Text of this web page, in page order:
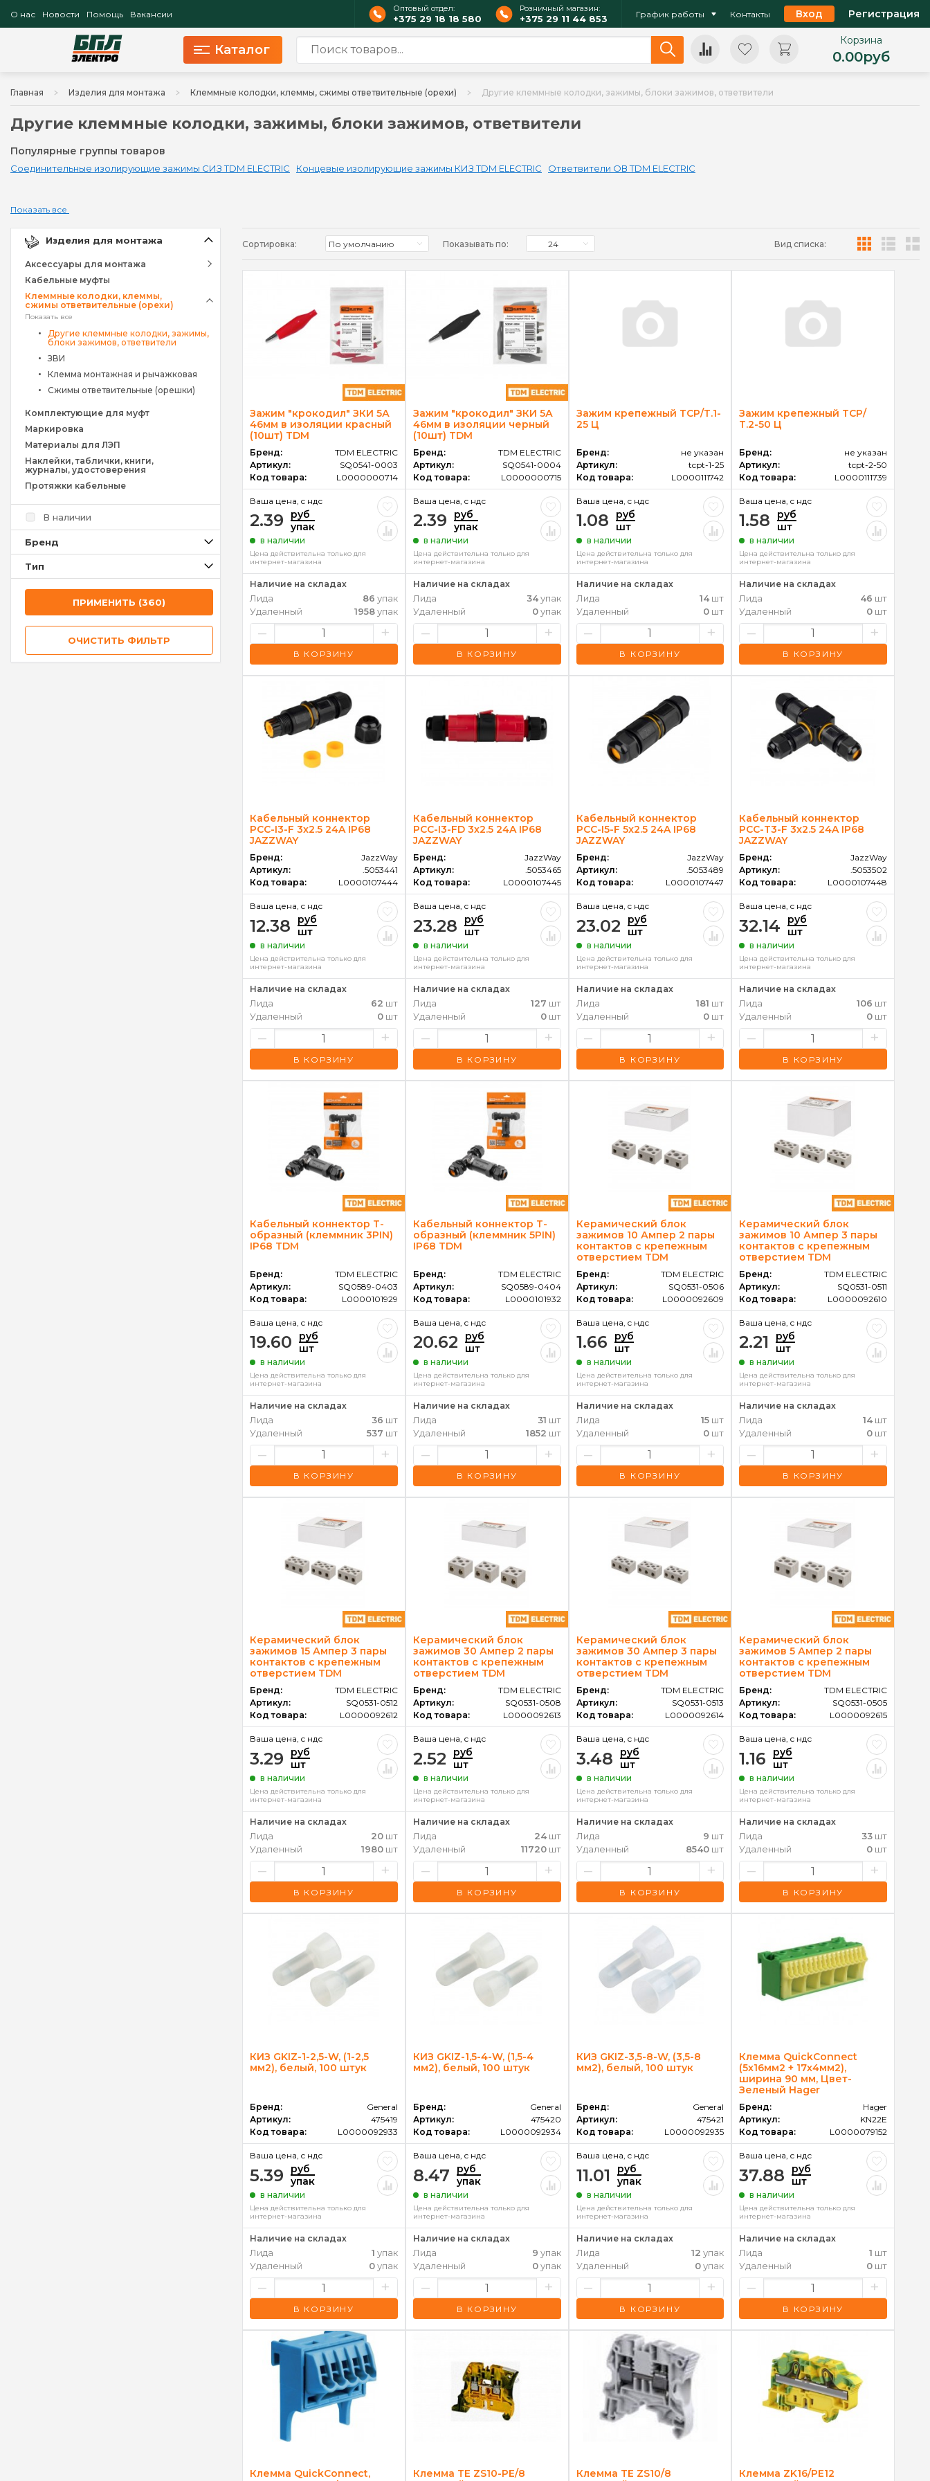
О нас Новости Помощь Вакансии
Оптовый отдел:
+375 29 18 18 580
Розничный магазин:
+375 29 11 44 853 График работы Контакты Вход Регистрация
Каталог
Корзина
0.00руб
Главная Изделия для монтажа Клеммные колодки, клеммы, сжимы ответвительные (орехи) Другие клеммные колодки, зажимы, блоки зажимов, ответвители
Другие клеммные колодки, зажимы, блоки зажимов, ответвители
Популярные группы товаров
Соединительные изолирующие зажимы СИЗ TDM ELECTRIC Концевые изолирующие зажимы КИЗ TDM ELECTRIC Ответвители ОВ TDM ELECTRIC
Показать все
Изделия для монтажа
Аксессуары для монтажа
Кабельные муфты
Клеммные колодки, клеммы,
сжимы ответвительные (орехи)
Показать все
Другие клеммные колодки, зажимы,
блоки зажимов, ответвители
ЗВИ
Клемма монтажная и рычажковая
Сжимы ответвительные (орешки)
Комплектующие для муфт
Маркировка
Материалы для ЛЭП
Наклейки, таблички, книги,
журналы, удостоверения
Протяжки кабельные
В наличии
Брeнд
Тип
ПРИМЕНИТЬ (360)
ОЧИСТИТЬ ФИЛЬТР
Сортировка: По умолчанию Показывать по: 24 Вид списка:
Зажим "крокодил" ЗКИ 5А
46мм в изоляции красный
(10шт) TDM
Бренд:
TDM ELECTRIC
Артикул:
SQ0541-0003
Код товара:
L0000000714
Ваша цена, c ндс
2.39
руб
упак
в наличии
Цена действительна только для
интернет-магазина
Наличие на складах
Лида 86 упак
Удаленный
1958упак
– +
В КОРЗИНУ
Зажим "крокодил" ЗКИ 5А
46мм в изоляции черный
(10шт) TDM
Бренд:
TDM ELECTRIC
Артикул:
SQ0541-0004
Код товара:
L0000000715
Ваша цена, c ндс
2.39
руб
упак
в наличии
Цена действительна только для
интернет-магазина
Наличие на складах
Лида 34упак
Удаленный
0упак
– +
В КОРЗИНУ
Зажим крепежный ТСР/Т.1-
25 Ц
Бренд:
не указан
Артикул:
tcpt-1-25
Код товара:
L0000111742
Ваша цена, c ндс
1.08
руб
шт
в наличии
Цена действительна только для
интернет-магазина
Наличие на складах
Лида 14шт
Удаленный
0 шт
– +
В КОРЗИНУ
Зажим крепежный ТСР/
Т.2-50 Ц
Бренд:
не указан
Артикул:
tcpt-2-50
Код товара:
L0000111739
Ваша цена, c ндс
1.58
руб
шт
в наличии
Цена действительна только для
интернет-магазина
Наличие на складах
Лида 46 шт
Удаленный
0 шт
– +
В КОРЗИНУ
Кабельный коннектор
PCC-I3-F 3x2.5 24A IP68
JAZZWAY
Бренд:
JazzWay
Артикул:
.5053441
Код товара:
L0000107444
Ваша цена, c ндс
12.38
руб
шт
в наличии
Цена действительна только для
интернет-магазина
Наличие на складах
Лида 62 шт
Удаленный
0шт
– +
В КОРЗИНУ
Кабельный коннектор
PCC-I3-FD 3x2.5 24A IP68
JAZZWAY
Бренд:
JazzWay
Артикул:
.5053465
Код товара:
L0000107445
Ваша цена, c ндс
23.28
руб
шт
в наличии
Цена действительна только для
интернет-магазина
Наличие на складах
Лида 127 шт
Удаленный
0шт
– +
В КОРЗИНУ
Кабельный коннектор
PCC-I5-F 5x2.5 24A IP68
JAZZWAY
Бренд:
JazzWay
Артикул:
.5053489
Код товара:
L0000107447
Ваша цена, c ндс
23.02
руб
шт
в наличии
Цена действительна только для
интернет-магазина
Наличие на складах
Лида 181 шт
Удаленный
0 шт
– +
В КОРЗИНУ
Кабельный коннектор
PCC-T3-F 3x2.5 24A IP68
JAZZWAY
Бренд:
JazzWay
Артикул:
.5053502
Код товара:
L0000107448
Ваша цена, c ндс
32.14
руб
шт
в наличии
Цена действительна только для
интернет-магазина
Наличие на складах
Лида 106 шт
Удаленный
0 шт
– +
В КОРЗИНУ
Кабельный коннектор Т-
образный (клеммник 3PIN)
IP68 TDM
Бренд:
TDM ELECTRIC
Артикул:
SQ0589-0403
Код товара:
L0000101929
Ваша цена, c ндс
19.60
руб
шт
в наличии
Цена действительна только для
интернет-магазина
Наличие на складах
Лида 36 шт
Удаленный
537 шт
– +
В КОРЗИНУ
Кабельный коннектор Т-
образный (клеммник 5PIN)
IP68 TDM
Бренд:
TDM ELECTRIC
Артикул:
SQ0589-0404
Код товара:
L0000101932
Ваша цена, c ндс
20.62
руб
шт
в наличии
Цена действительна только для
интернет-магазина
Наличие на складах
Лида 31 шт
Удаленный
1852 шт
– +
В КОРЗИНУ
Керамический блок
зажимов 10 Ампер 2 пары
контактов с крепежным
отверстием TDM
Бренд:
TDM ELECTRIC
Артикул:
SQ0531-0506
Код товара:
L0000092609
Ваша цена, c ндс
1.66
руб
шт
в наличии
Цена действительна только для
интернет-магазина
Наличие на складах
Лида 15 шт
Удаленный
0 шт
– +
В КОРЗИНУ
Керамический блок
зажимов 10 Ампер 3 пары
контактов с крепежным
отверстием TDM
Бренд:
TDM ELECTRIC
Артикул:
SQ0531-0511
Код товара:
L0000092610
Ваша цена, c ндс
2.21
руб
шт
в наличии
Цена действительна только для
интернет-магазина
Наличие на складах
Лида 14шт
Удаленный
0 шт
– +
В КОРЗИНУ
Керамический блок
зажимов 15 Ампер 3 пары
контактов с крепежным
отверстием TDM
Бренд:
TDM ELECTRIC
Артикул:
SQ0531-0512
Код товара:
L0000092612
Ваша цена, c ндс
3.29
руб
шт
в наличии
Цена действительна только для
интернет-магазина
Наличие на складах
Лида 20шт
Удаленный
1980шт
– +
В КОРЗИНУ
Керамический блок
зажимов 30 Ампер 2 пары
контактов с крепежным
отверстием TDM
Бренд:
TDM ELECTRIC
Артикул:
SQ0531-0508
Код товара:
L0000092613
Ваша цена, c ндс
2.52
руб
шт
в наличии
Цена действительна только для
интернет-магазина
Наличие на складах
Лида 24шт
Удаленный
11720шт
– +
В КОРЗИНУ
Керамический блок
зажимов 30 Ампер 3 пары
контактов с крепежным
отверстием TDM
Бренд:
TDM ELECTRIC
Артикул:
SQ0531-0513
Код товара:
L0000092614
Ваша цена, c ндс
3.48
руб
шт
в наличии
Цена действительна только для
интернет-магазина
Наличие на складах
Лида 9 шт
Удаленный
8540 шт
– +
В КОРЗИНУ
Керамический блок
зажимов 5 Ампер 2 пары
контактов с крепежным
отверстием TDM
Бренд:
TDM ELECTRIC
Артикул:
SQ0531-0505
Код товара:
L0000092615
Ваша цена, c ндс
1.16
руб
шт
в наличии
Цена действительна только для
интернет-магазина
Наличие на складах
Лида 33 шт
Удаленный
0 шт
– +
В КОРЗИНУ
КИЗ GKIZ-1-2,5-W, (1-2,5
мм2), белый, 100 штук
Бренд:
General
Артикул:
475419
Код товара:
L0000092933
Ваша цена, c ндс
5.39
руб
упак
в наличии
Цена действительна только для
интернет-магазина
Наличие на складах
Лида 1 упак
Удаленный
0упак
– +
В КОРЗИНУ
КИЗ GKIZ-1,5-4-W, (1,5-4
мм2), белый, 100 штук
Бренд:
General
Артикул:
475420
Код товара:
L0000092934
Ваша цена, c ндс
8.47
руб
упак
в наличии
Цена действительна только для
интернет-магазина
Наличие на складах
Лида 9 упак
Удаленный
0упак
– +
В КОРЗИНУ
КИЗ GKIZ-3,5-8-W, (3,5-8
мм2), белый, 100 штук
Бренд:
General
Артикул:
475421
Код товара:
L0000092935
Ваша цена, c ндс
11.01
руб
упак
в наличии
Цена действительна только для
интернет-магазина
Наличие на складах
Лида 12 упак
Удаленный
0упак
– +
В КОРЗИНУ
Клемма QuickConnect
(5x16мм2 + 17х4мм2),
ширина 90 мм, Цвет-
Зеленый Hager
Бренд:
Hager
Артикул:
KN22E
Код товара:
L0000079152
Ваша цена, c ндс
37.88
руб
шт
в наличии
Цена действительна только для
интернет-магазина
Наличие на складах
Лида 1 шт
Удаленный
0 шт
– +
В КОРЗИНУ
Клемма QuickConnect,
Клемма TE ZS10-PE/8
Клемма TE ZS10/8
Клемма ZK16/PE12